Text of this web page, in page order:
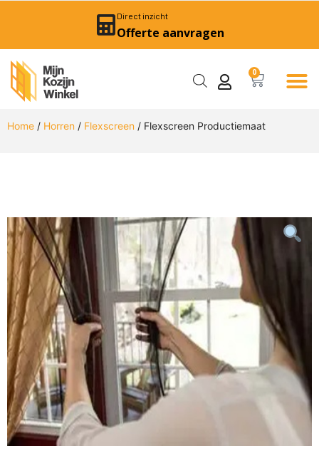
Direct inzicht
Offerte aanvragen
0
Home / Horren / Flexscreen / Flexscreen Productiemaat